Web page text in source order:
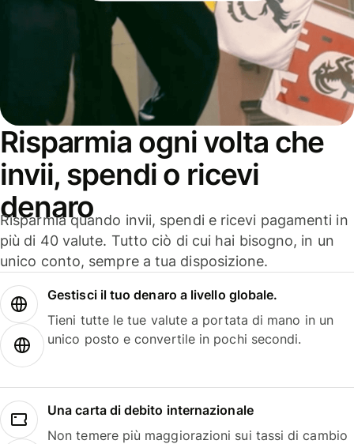
Risparmia ogni volta che
invii, spendi o ricevi
denaro
Risparmia quando invii, spendi e ricevi pagamenti in
più di 40 valute. Tutto ciò di cui hai bisogno, in un
unico conto, sempre a tua disposizione.
Gestisci il tuo denaro a livello globale.
Tieni tutte le tue valute a portata di mano in un
unico posto e convertile in pochi secondi.
Una carta di debito internazionale
Non temere più maggiorazioni sui tassi di cambio